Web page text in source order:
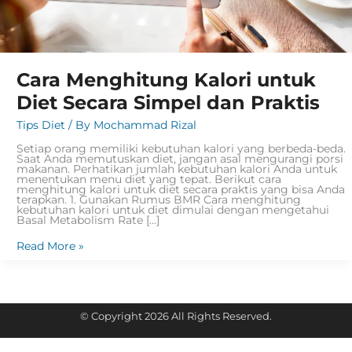
Cara Menghitung Kalori untuk
Diet Secara Simpel dan Praktis
Tips Diet / By Mochammad Rizal
Setiap orang memiliki kebutuhan kalori yang berbeda-beda.
Saat Anda memutuskan diet, jangan asal mengurangi porsi
makanan. Perhatikan jumlah kebutuhan kalori Anda untuk
menentukan menu diet yang tepat. Berikut cara
menghitung kalori untuk diet secara praktis yang bisa Anda
terapkan. 1. Gunakan Rumus BMR Cara menghitung
kebutuhan kalori untuk diet dimulai dengan mengetahui
Basal Metabolism Rate […]
Read More »
© Copyright 2026 All Rights Reserved.